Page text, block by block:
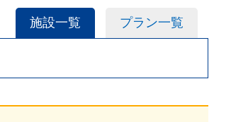
施設一覧 プラン一覧